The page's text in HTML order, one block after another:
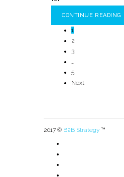
CONTINUE READING
1
2
3
…
5
Next
2017 © B2B Strategy ™